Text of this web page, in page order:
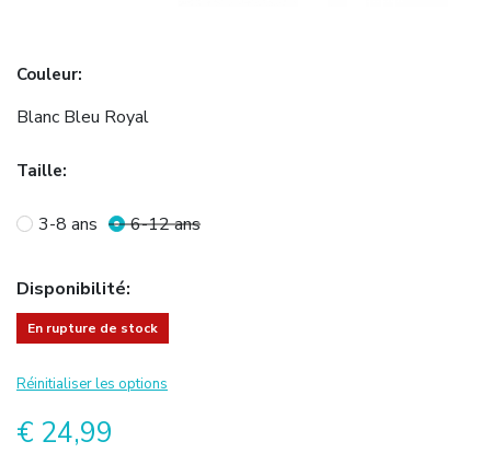
Couleur:
Blanc Bleu Royal
Taille:
3-8 ans 6-12 ans
Disponibilité:
En rupture de stock
Réinitialiser les options
€ 24,99